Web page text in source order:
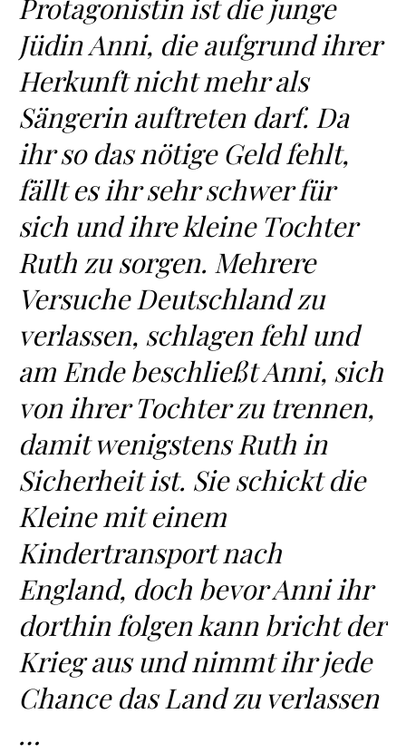
Protagonistin ist die junge
Jüdin Anni, die aufgrund ihrer
Herkunft nicht mehr als
Sängerin auftreten darf. Da
ihr so das nötige Geld fehlt,
fällt es ihr sehr schwer für
sich und ihre kleine Tochter
Ruth zu sorgen. Mehrere
Versuche Deutschland zu
verlassen, schlagen fehl und
am Ende beschließt Anni, sich
von ihrer Tochter zu trennen,
damit wenigstens Ruth in
Sicherheit ist. Sie schickt die
Kleine mit einem
Kindertransport nach
England, doch bevor Anni ihr
dorthin folgen kann bricht der
Krieg aus und nimmt ihr jede
Chance das Land zu verlassen
…